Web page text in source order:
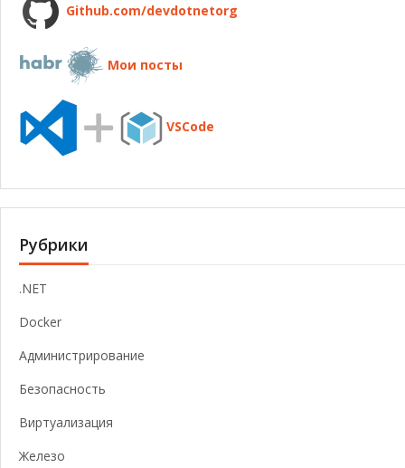
Github.com/devdotnetorg
Мои посты
VSCode
Рубрики
.NET
Docker
Администрирование
Безопасность
Виртуализация
Железо